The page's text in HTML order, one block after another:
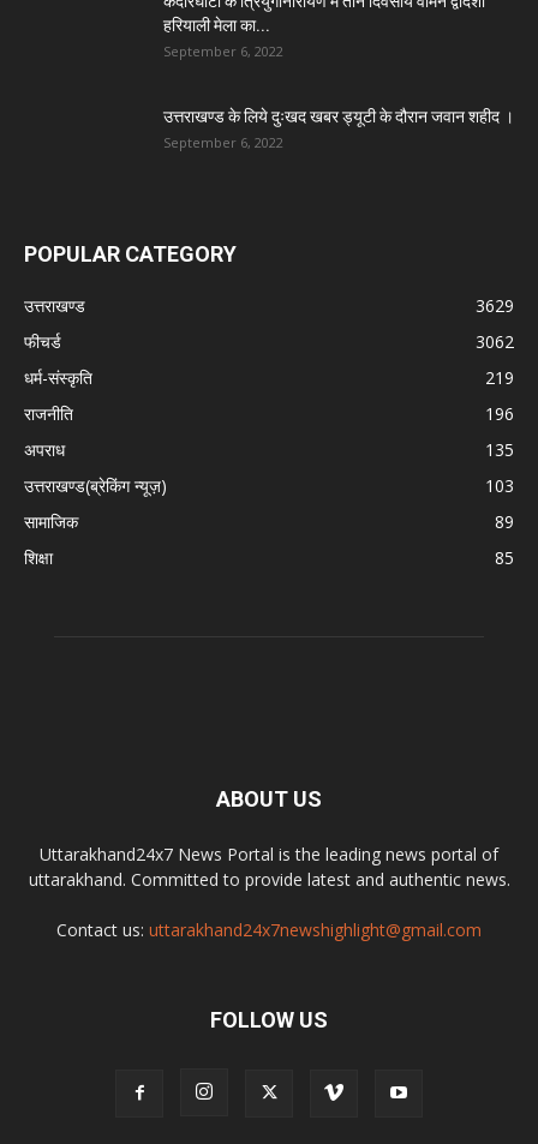
हरियाली मेला का...
September 6, 2022
उत्तराखण्ड के लिये दुःखद खबर ड्यूटी के दौरान जवान शहीद ।
September 6, 2022
POPULAR CATEGORY
उत्तराखण्ड
3629
फीचर्ड
3062
धर्म-संस्कृति
219
राजनीति
196
अपराध
135
उत्तराखण्ड(ब्रेकिंग न्यूज़)
103
सामाजिक
89
शिक्षा
85
ABOUT US
Uttarakhand24x7 News Portal is the leading news portal of
uttarakhand. Committed to provide latest and authentic news.
Contact us: uttarakhand24x7newshighlight@gmail.com
FOLLOW US